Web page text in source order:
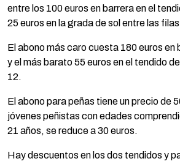
entre los 100 euros en barrera en el
25 euros en la grada de sol entre las filas
El abono más caro cuesta 180 euros en
y el más barato 55 euros en el tendido
12.
El abono para peñas tiene un precio de
jóvenes peñistas con edades
21 años, se reduce a 30 euros.
Hay descuentos en los dos tendidos y